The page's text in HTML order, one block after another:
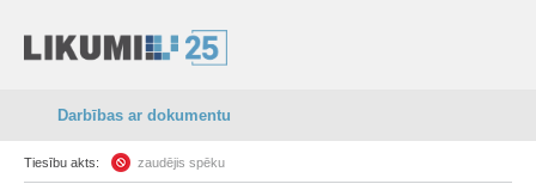
Darbības ar dokumentu
Tiesību akts: zaudējis spēku